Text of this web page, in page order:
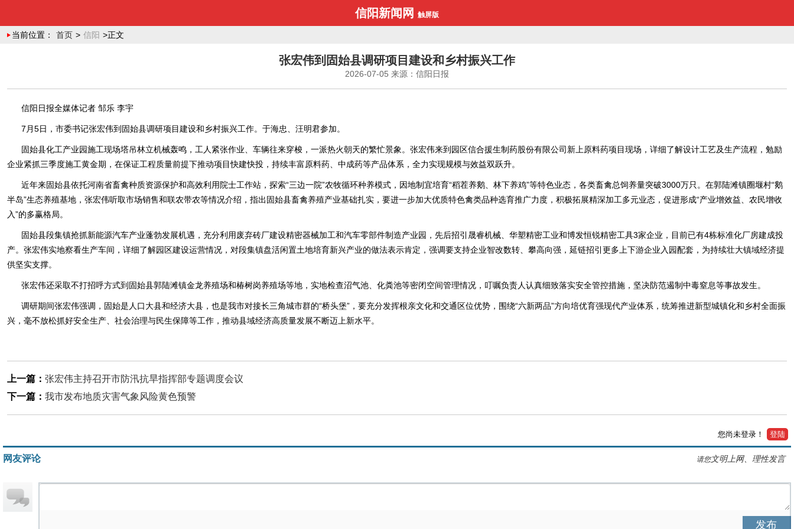
信阳新闻网 触屏版
当前位置： 首页 > 信阳 >正文
张宏伟到固始县调研项目建设和乡村振兴工作
2026-07-05 来源：信阳日报
信阳日报全媒体记者 邹乐 李宇
7月5日，市委书记张宏伟到固始县调研项目建设和乡村振兴工作。于海忠、汪明君参加。
固始县化工产业园施工现场塔吊林立机械轰鸣，工人紧张作业、车辆往来穿梭，一派热火朝天的繁忙景象。张宏伟来到园区信合援生制药股份有限公司新上原料药项目现场，详细了解设计工艺及生产流程，勉励
企业紧抓三季度施工黄金期，在保证工程质量前提下推动项目快建快投，持续丰富原料药、中成药等产品体系，全力实现规模与效益双跃升。
近年来固始县依托河南省畜禽种质资源保护和高效利用院士工作站，探索“三边一院”农牧循环种养模式，因地制宜培育“稻茬养鹅、林下养鸡”等特色业态，各类畜禽总饲养量突破3000万只。在郭陆滩镇圈堰村“鹅
半岛”生态养殖基地，张宏伟听取市场销售和联农带农等情况介绍，指出固始县畜禽养殖产业基础扎实，要进一步加大优质特色禽类品种选育推广力度，积极拓展精深加工多元业态，促进形成“产业增效益、农民增收
入”的多赢格局。
固始县段集镇抢抓新能源汽车产业蓬勃发展机遇，充分利用废弃砖厂建设精密器械加工和汽车零部件制造产业园，先后招引晟睿机械、华塑精密工业和博发恒锐精密工具3家企业，目前已有4栋标准化厂房建成投
产。张宏伟实地察看生产车间，详细了解园区建设运营情况，对段集镇盘活闲置土地培育新兴产业的做法表示肯定，强调要支持企业智改数转、攀高向强，延链招引更多上下游企业入园配套，为持续壮大镇域经济提
供坚实支撑。
张宏伟还采取不打招呼方式到固始县郭陆滩镇金龙养殖场和椿树岗养殖场等地，实地检查沼气池、化粪池等密闭空间管理情况，叮嘱负责人认真细致落实安全管控措施，坚决防范遏制中毒窒息等事故发生。
调研期间张宏伟强调，固始是人口大县和经济大县，也是我市对接长三角城市群的“桥头堡”，要充分发挥根亲文化和交通区位优势，围绕“六新两品”方向培优育强现代产业体系，统筹推进新型城镇化和乡村全面振
兴，毫不放松抓好安全生产、社会治理与民生保障等工作，推动县域经济高质量发展不断迈上新水平。
上一篇： 张宏伟主持召开市防汛抗旱指挥部专题调度会议
下一篇： 我市发布地质灾害气象风险黄色预警
您尚未登录！ 登陆
请您文明上网、理性发言
网友评论
发布